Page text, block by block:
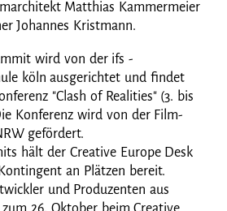
Matthias Kammermeier
Johannes Kristmann.
wird von der ifs -
köln ausgerichtet und findet
"Clash of Realities" (3. bis
Konferenz wird von der Film-
gefördert.
hält der Creative Europe Desk
an Plätzen bereit.
und Produzenten aus